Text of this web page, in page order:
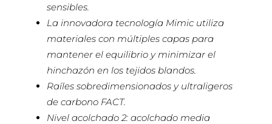
sensibles.
La innovadora tecnología Mimic utiliza
materiales con múltiples capas para
mantener el equilibrio y minimizar el
hinchazón en los tejidos blandos.
Raíles sobredimensionados y ultraligeros
de carbono FACT.
Nivel acolchado 2: acolchado media